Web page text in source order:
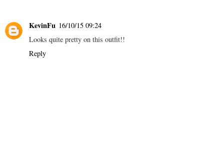
KevinFu 16/10/15 09:24
Looks quite pretty on this outfit!!
Reply